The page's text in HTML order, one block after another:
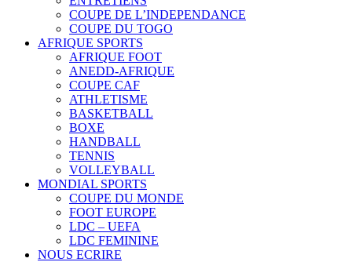
COUPE DE L’INDEPENDANCE
COUPE DU TOGO
AFRIQUE SPORTS
AFRIQUE FOOT
ANEDD-AFRIQUE
COUPE CAF
ATHLETISME
BASKETBALL
BOXE
HANDBALL
TENNIS
VOLLEYBALL
MONDIAL SPORTS
COUPE DU MONDE
FOOT EUROPE
LDC – UEFA
LDC FEMININE
NOUS ECRIRE